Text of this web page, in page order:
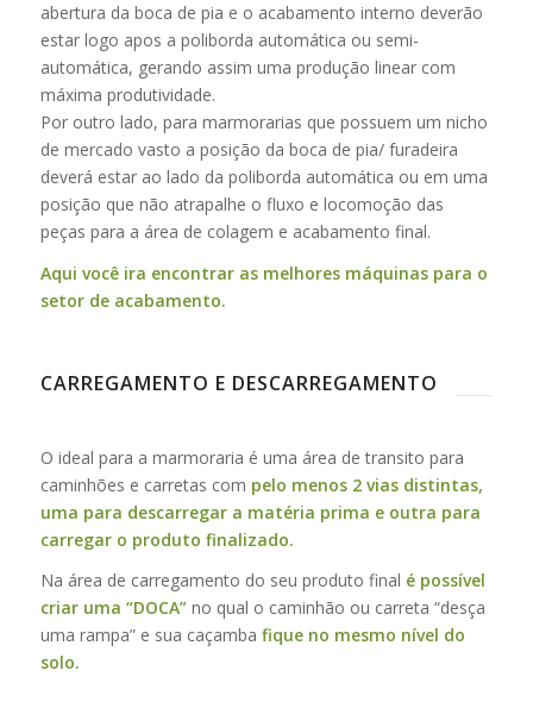
abertura da boca de pia e o acabamento interno deverão
estar logo apos a poliborda automática ou semi-
automática, gerando assim uma produção linear com
máxima produtividade.
Por outro lado, para marmorarias que possuem um nicho
de mercado vasto a posição da boca de pia/ furadeira
deverá estar ao lado da poliborda automática ou em uma
posição que não atrapalhe o fluxo e locomoção das
peças para a área de colagem e acabamento final.
Aqui você ira encontrar as melhores máquinas para o
setor de acabamento.
CARREGAMENTO E DESCARREGAMENTO
O ideal para a marmoraria é uma área de transito para
caminhões e carretas com pelo menos 2 vias distintas,
uma para descarregar a matéria prima e outra para
carregar o produto finalizado.
Na área de carregamento do seu produto final é possível
criar uma “DOCA”no qual o caminhão ou carreta “desça
uma rampa” e sua caçamba fique no mesmo nível do
solo.